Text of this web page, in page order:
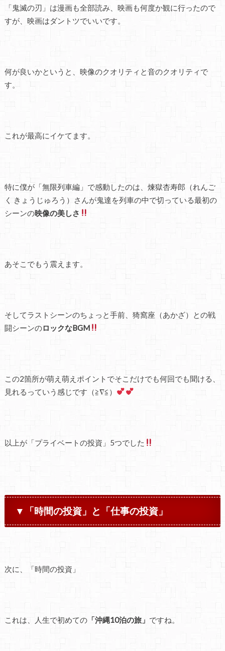
「鬼滅の刃」は漫画も全部読み、映画も何度か観に行ったので
すが、映画はダントツでいいです。
何が良いかというと、映像のクオリティと音のクオリティで
す。
これが最高にイケてます。
特に僕が「無限列車編」で感動したのは、煉獄杏寿郎（れんご
く きょうじゅろう）さんが鬼達を列車の中で切っている最初の
シーンの映像の美しさ
あそこでもう震えます。
そしてラストシーンのちょっと手前、猗窩座（あかざ）との戦
闘シーンのロックなBGM
この2箇所が萌え萌えポイントでそこだけでも何回でも聞ける、
見れるっていう感じです（≧∇≦）
以上が「プライベートの投資」5つでした
▼「時間の投資」と「仕事の投資」
次に、「時間の投資」
これは、人生で初めての「沖縄10泊の旅」 ですね。